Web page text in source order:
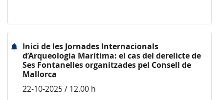
Inici de les Jornades Internacionals
d’Arqueologia Marítima: el cas del derelicte de
Ses Fontanelles organitzades pel Consell de
Mallorca
22-10-2025 / 12.00 h